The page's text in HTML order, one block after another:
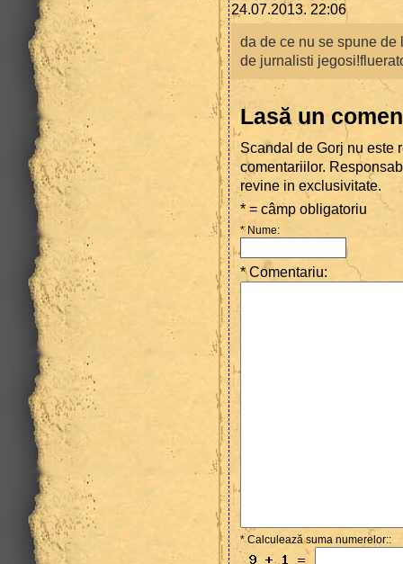
24.07.2013. 22:06
da de ce nu se spune de
de jurnalisti
Lasă un
Scandal de Gorj nu este
comentariilor.
revine in exclusivitate.
* = câmp obligatoriu
* Nume:
* Comentariu:
* Calculează suma numerelor::